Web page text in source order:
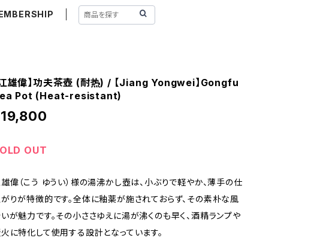
江雄偉】功夫茶壺 (耐热) / 【Jiang Yongwei】Gongfu
Pot (Heat-resistant)
OUT
偉（こう ゆうい）様の湯沸かし壺は、小ぶりで軽やか、薄手の仕
がりが特徴的です。全体に釉薬が施されておらず、その素朴な風
が魅力です。その小ささゆえに湯が沸くのも早く、酒精ランプや
に特化して使用する設計となっています。